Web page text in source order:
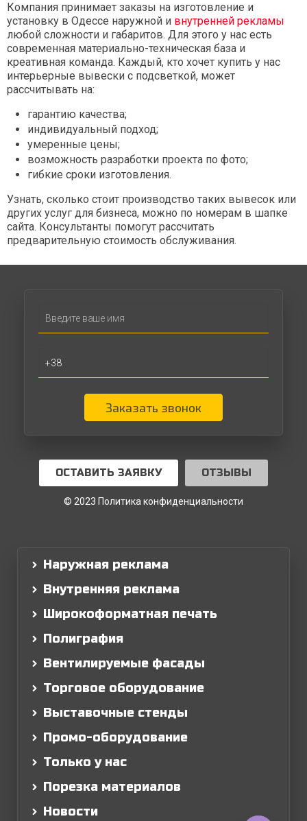
Компания принимает заказы на изготовление и
установку в Одессе наружной и внутренней рекламы
любой сложности и габаритов. Для этого у нас есть
современная материально-техническая база и
креативная команда. Каждый, кто хочет купить у нас
интерьерные вывески с подсветкой, может
рассчитывать на:
гарантию качества;
индивидуальный подход;
умеренные цены;
возможность разработки проекта по фото;
гибкие сроки изготовления.
Узнать, сколько стоит производство таких вывесок или
других услуг для бизнеса, можно по номерам в шапке
сайта. Консультанты помогут рассчитать
предварительную стоимость обслуживания.
Заказать звонок
ОСТАВИТЬ ЗАЯВКУ ОТЗЫВЫ
© 2023 Политика конфиденциальности
Наружная реклама
Внутренняя реклама
Широкоформатная печать
Полиграфия
Вентилируемые фасады
Торговое оборудование
Выставочные стенды
Промо-оборудование
Только у нас
Порезка материалов
Новости